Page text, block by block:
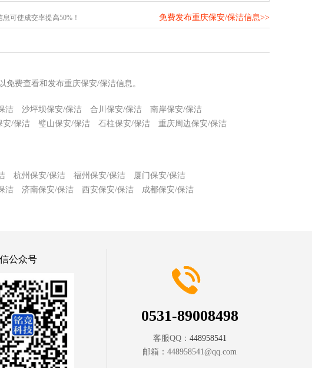
可使成交率提高50%！ 免费发布重庆保安/保洁信息>>
费查看和发布重庆保安/保洁信息。
洁 沙坪坝保安/保洁 合川保安/保洁
南岸保安/保洁
安/保洁 璧山保安/保洁 石柱保安/保洁 重庆周边保安/保洁
杭州保安/保洁 福州保安/保洁
厦门保安/保洁
洁 济南保安/保洁 西安保安/保洁 成都保安/保洁
公众号
0531-89008498
客服QQ： 448958541
邮箱： 448958541@qq.com